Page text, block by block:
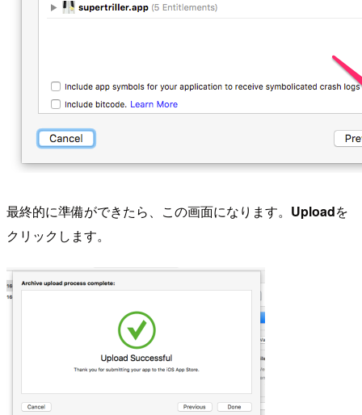
最終的に準備ができたら、この画面になります。 Uploadを
クリックします。